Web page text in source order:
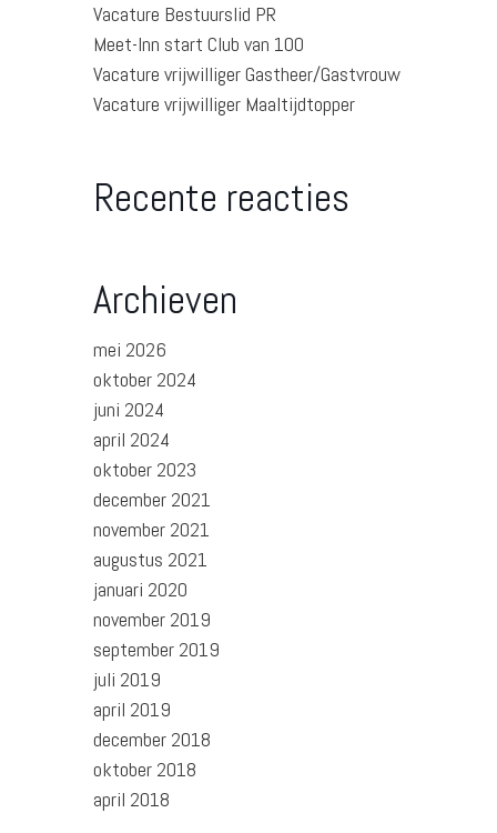
Vacature Bestuurslid PR
Meet-Inn start Club van 100
Vacature vrijwilliger Gastheer/Gastvrouw
Vacature vrijwilliger Maaltijdtopper
Recente reacties
Archieven
mei 2026
oktober 2024
juni 2024
april 2024
oktober 2023
december 2021
november 2021
augustus 2021
januari 2020
november 2019
september 2019
juli 2019
april 2019
december 2018
oktober 2018
april 2018